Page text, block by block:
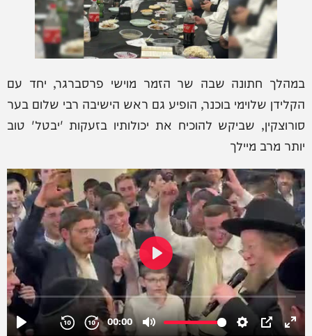
במהלך חתונה שבה שר הזמר מוישי פרסברגר, יחד עם
הקלידן שלוימי בוכנר, הופיע גם ראש הישיבה רבי שלום בער
סורוצקין, שביקש להוכיח את יכולותיו בזעקות 'יבטל' טוב
יותר מרב מיילך